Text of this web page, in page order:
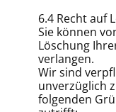
6.4 Recht auf
Sie können
Löschung
verlangen.
Wir sind
unverzüglich
folgenden